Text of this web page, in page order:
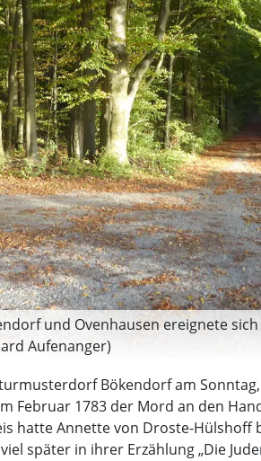
und Ovenhausen ereignete
Aufenanger)
Bökendorf am
Februar 1783 der Mord an den
hatte Annette von Droste-Hülshoff
später in ihrer Erzählung „Die